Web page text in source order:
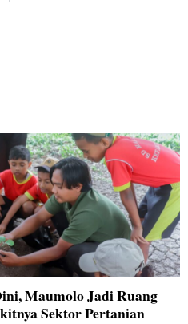
Maumolo Jadi Ruang
Sektor Pertanian